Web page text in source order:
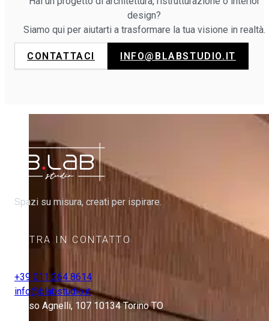
design?
Siamo qui per aiutarti a trasformare la tua visione in realtà.
CONTATTACI INFO@BLABSTUDIO.IT
Spazi su misura, creati per ispirare.
ENTRA IN CONTATTO
+39 011 264 8614
info@blabstudio.it
Corso Agnelli, 107 10134 Torino TO